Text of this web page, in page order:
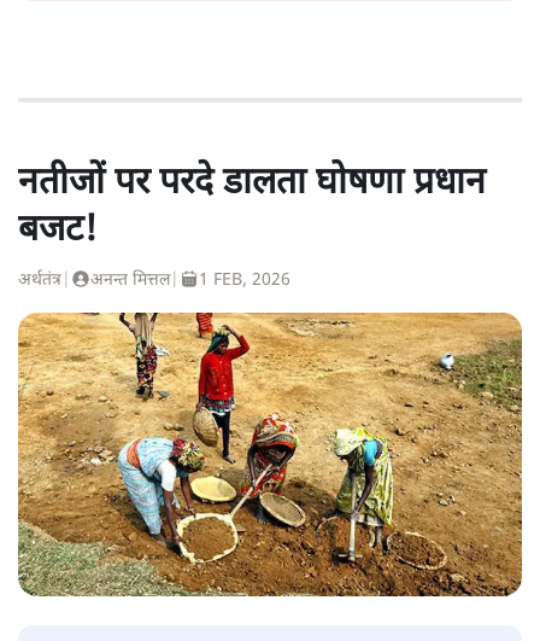
नतीजों पर परदे डालता घोषणा प्रधान
बजट!
अर्थतंत्र अनन्त मित्तल| 1 FEB, 2026